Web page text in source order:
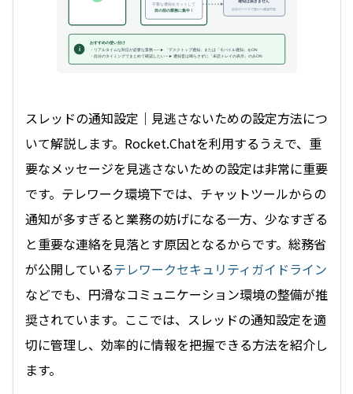
不要な通知をカットして
目の前の業務に集中！
通知は届きません
自分のペースで後から確認可能
i
おすすめの使い分け
・リアルタイムな対応が必要な業務 ──► 「デスクトップ通知」または「モバイル通知」をON
・自分のタイミングでまとめて確認したい ─► 通知音は鳴らさずに「未読トレイの表示」のみON
スレッドの通知設定｜見逃さないための設定方法につ
いて解説します。Rocket.Chatを利用するうえで、重
要なメッセージを見逃さないための設定は非常に重要
です。テレワーク環境下では、チャットツールからの
通知が多すぎると業務の妨げになる一方、少なすぎる
と重要な連絡を見落とす原因となるからです。総務省
が公開しているテレワークセキュリティガイドライン
などでも、円滑なコミュニケーション環境の整備が推
奨されています。ここでは、スレッドの通知設定を適
切に管理し、効率的に情報を把握できる方法を紹介し
ます。